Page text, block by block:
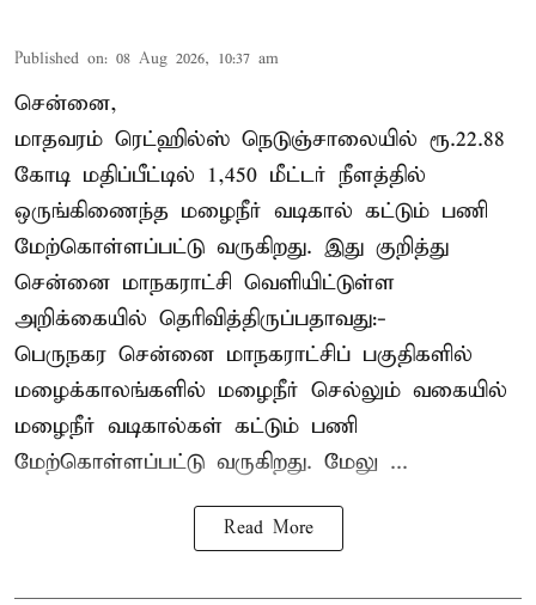
Published on: 08 Aug 2026, 10:37 am
சென்னை,
மாதவரம் ரெட்ஹில்ஸ் நெடுஞ்சாலையில் ரூ.22.88
கோடி மதிப்பீட்டில் 1,450 மீட்டர் நீளத்தில்
ஒருங்கிணைந்த மழைநீர் வடிகால் கட்டும் பணி
மேற்கொள்ளப்பட்டு வருகிறது. இது குறித்து
சென்னை மாநகராட்சி வெளியிட்டுள்ள
அறிக்கையில் தெரிவித்திருப்பதாவது:-
பெருநகர சென்னை மாநகராட்சிப் பகுதிகளில்
மழைக்காலங்களில் மழைநீர் செல்லும் வகையில்
மழைநீர் வடிகால்கள் கட்டும் பணி
மேற்கொள்ளப்பட்டு வருகிறது. மேலு ...
Read More